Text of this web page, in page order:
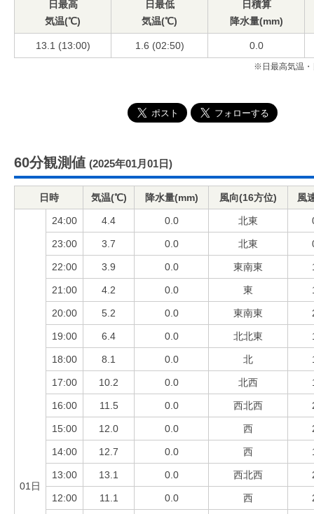
日最高
気温(℃)
日最低
気温(℃)
日積算
降水量(mm)
13.1 (13:00) 1.6 (02:50) 0.0
※日最高気温・
60分観測値 (2025年01月01日)
日時 気温(℃) 降水量(mm) 風向(16方位) 風
01日
24:00 4.4 0.0 北東
23:00 3.7 0.0 北東
22:00 3.9 0.0 東南東
21:00 4.2 0.0 東
20:00 5.2 0.0 東南東
19:00 6.4 0.0 北北東
18:00 8.1 0.0 北
17:00 10.2 0.0 北西
16:00 11.5 0.0 西北西
15:00 12.0 0.0 西
14:00 12.7 0.0 西
13:00 13.1 0.0 西北西
12:00 11.1 0.0 西